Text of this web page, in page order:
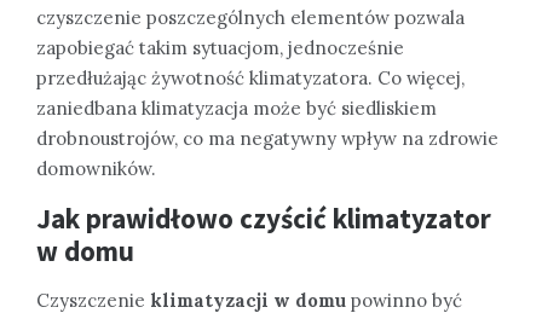
czyszczenie poszczególnych elementów pozwala
zapobiegać takim sytuacjom, jednocześnie
przedłużając żywotność klimatyzatora. Co więcej,
zaniedbana klimatyzacja może być siedliskiem
drobnoustrojów, co ma negatywny wpływ na zdrowie
domowników.
Jak prawidłowo czyścić klimatyzator
w domu
Czyszczenie klimatyzacji w domu powinno być